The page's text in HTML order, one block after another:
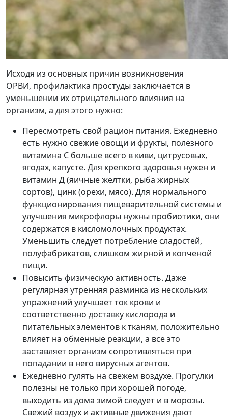
Исходя из основных причин возникновения
ОРВИ, профилактика простуды заключается в
уменьшении их отрицательного влияния на
организм, а для этого нужно:
Пересмотреть свой рацион питания. Ежедневно
есть нужно свежие овощи и фрукты, полезного
витамина С больше всего в киви, цитрусовых,
ягодах, капусте. Для крепкого здоровья нужен и
витамин Д (яичные желтки, рыба жирных
сортов), цинк (орехи, мясо). Для нормального
функционирования пищеварительной системы и
улучшения микрофлоры нужны пробиотики, они
содержатся в кисломолочных продуктах.
Уменьшить следует потребление сладостей,
полуфабрикатов, слишком жирной и копченой
пищи.
Повысить физическую активность. Даже
регулярная утренняя разминка из нескольких
упражнений улучшает ток крови и
соответственно доставку кислорода и
питательных элементов к тканям, положительно
влияет на обменные реакции, а все это
заставляет организм сопротивляться при
попадании в него вирусных агентов.
Ежедневно гулять на свежем воздухе. Прогулки
полезны не только при хорошей погоде,
выходить из дома зимой следует и в морозы.
Свежий воздух и активные движения дают